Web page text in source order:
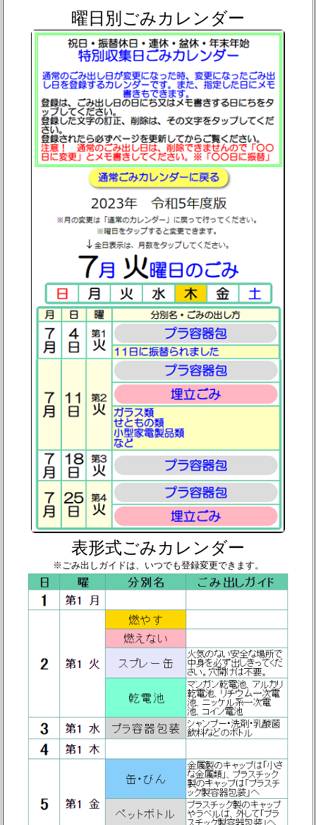
曜日別ごみカレンダー
表形式ごみカレンダー
※ごみ出しガイドは、いつでも登録変更できます。